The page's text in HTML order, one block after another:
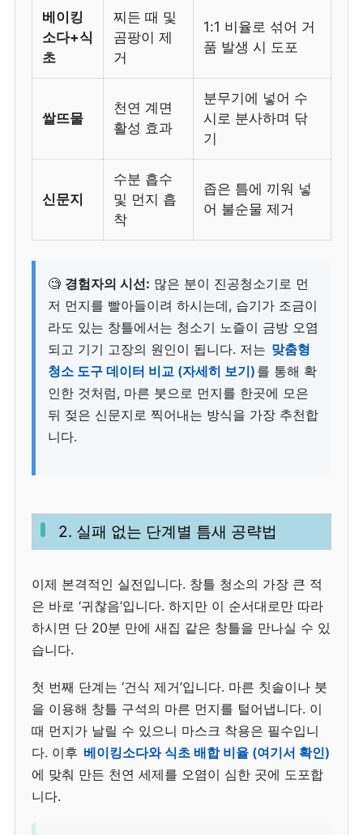
베이킹
소다+식
초
찌든 때 및
곰팡이 제
거
1:1 비율로 섞어 거
품 발생 시 도포
쌀뜨물
천연 계면
활성 효과
분무기에 넣어 수
시로 분사하며 닦
기
신문지
수분 흡수
및 먼지 흡
착
좁은 틈에 끼워 넣
어 불순물 제거
🧐 경험자의 시선: 많은 분이 진공청소기로 먼
저 먼지를 빨아들이려 하시는데, 습기가 조금이
라도 있는 창틀에서는 청소기 노즐이 금방 오염
되고 기기 고장의 원인이 됩니다. 저는 맞춤형
청소 도구 데이터 비교 (자세히 보기) 를 통해 확
인한 것처럼, 마른 붓으로 먼지를 한곳에 모은
뒤 젖은 신문지로 찍어내는 방식을 가장 추천합
니다.
2. 실패 없는 단계별 틈새 공략법
이제 본격적인 실전입니다. 창틀 청소의 가장 큰 적
은 바로 ‘귀찮음’입니다. 하지만 이 순서대로만 따라
하시면 단 20분 만에 새집 같은 창틀을 만나실 수 있
습니다.
첫 번째 단계는 ‘건식 제거’입니다. 마른 칫솔이나 붓
을 이용해 창틀 구석의 마른 먼지를 털어냅니다. 이
때 먼지가 날릴 수 있으니 마스크 착용은 필수입니
다. 이후 베이킹소다와 식초 배합 비율 (여기서 확인)
에 맞춰 만든 천연 세제를 오염이 심한 곳에 도포합
니다.